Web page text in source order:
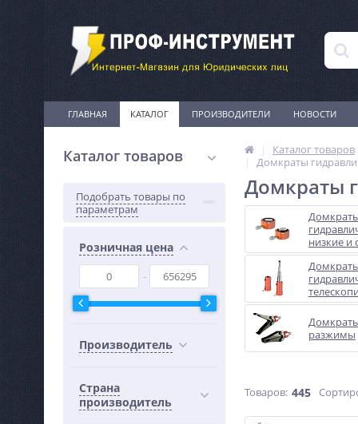
ГЛАВНАЯ КАТАЛОГ ПРОИЗВОДИТЕЛИ НОВОСТИ
Каталог товаров
Подобрать товары по
параметрам
Розничная цена
Производитель
Страна
производитель
Каталог товаров
Домкраты
Домкраты
низкие и
разжимы
Товаров: 445